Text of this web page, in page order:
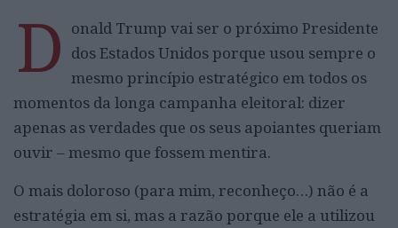
D onald Trump vai ser o próximo Presidente
dos Estados Unidos porque usou sempre o
mesmo princípio estratégico em todos os
momentos da longa campanha eleitoral: dizer
apenas as verdades que os seus apoiantes queriam
ouvir – mesmo que fossem mentira.
O mais doloroso (para mim, reconheço…) não é a
estratégia em si, mas a razão porque ele a utilizou